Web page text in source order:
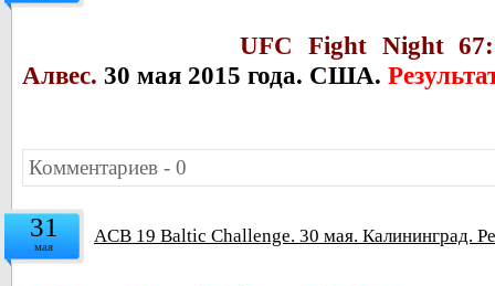
UFC Fight Night 67:
Алвес. 30 мая 2015 года. США.
Комментариев - 0
31
мая ACB 19 Baltic Challenge. 30 мая. Калининград.